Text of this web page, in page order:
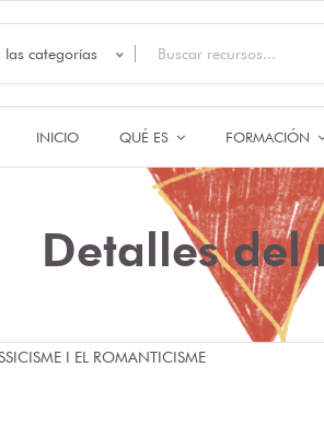
las categorías
INICIO QUÉ ES FORMACIÓN
Detalles del
I EL ROMANTICISME